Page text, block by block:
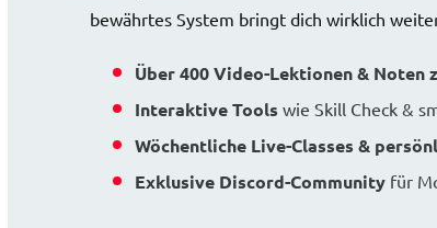
bewährtes System bringt dich wirklich
Über 400 Video-Lektionen & Noten
Interaktive Tools wie Skill Check &
Wöchentliche Live-Classes &
Exklusive Discord-Communityfür